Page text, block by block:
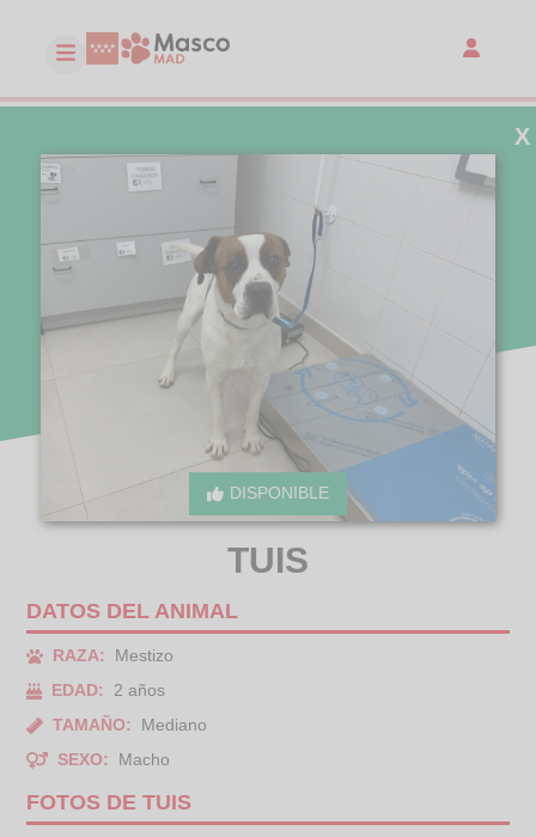
DISPONIBLE
X
TUIS
DATOS DEL ANIMAL
RAZA:
Mestizo
EDAD:
2 años
TAMAÑO:
Mediano
SEXO:
Macho
FOTOS DE TUIS